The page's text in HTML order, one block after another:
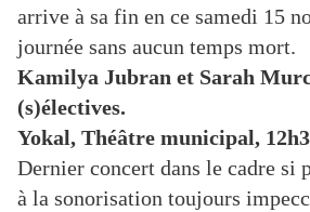
arrive à sa fin en ce samedi 15
journée sans aucun temps mort.
Kamilya Jubran et Sarah
(s)électives.
Yokal, Théâtre municipal,
Dernier concert dans le cadre si
à la sonorisation toujours